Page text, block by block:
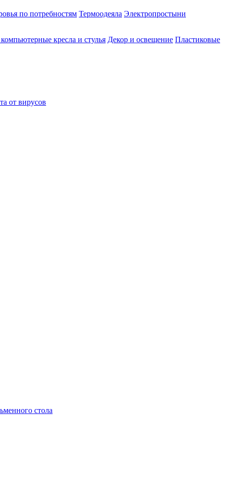
по потребностям Термоодеяла Электропростыни
кресла и стулья Декор и освещение Пластиковые
от вирусов
стола